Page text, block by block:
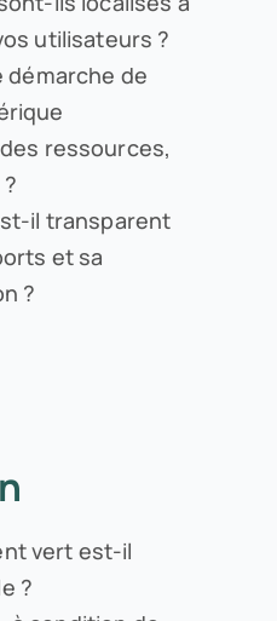
utilisateurs ?
de
ressources,
il transparent
et sa
?
vert est-il
?